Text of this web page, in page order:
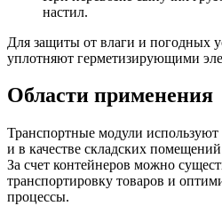
настил.
Для защиты от влаги и погодных
уплотняют герметизирующими
Области применения
Транспортные модули используют
и в качестве складских
За счет контейнеров можно
транспортировку товаров и
процессы.